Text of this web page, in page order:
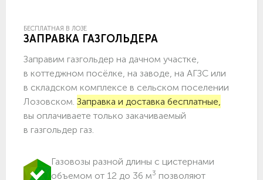
БЕСПЛАТНАЯ В ЛОЗЕ
ЗАПРАВКА ГАЗГОЛЬДЕРА
Заправим газгольдер на дачном участке,
в коттеджном посёлке, на заводе, на АГЗС или
в складском комплексе в сельском поселении
Лозовском. Заправка и доставка бесплатные,
вы оплачиваете только закачиваемый
в газгольдер газ.
Газовозы разной длины с цистернами
объемом от 12 до 36 м3 позволяют